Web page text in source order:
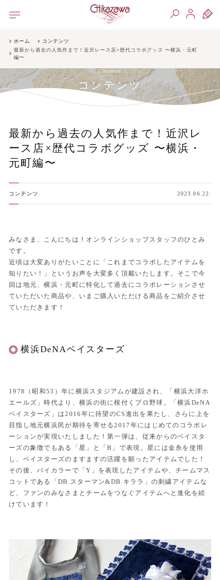
ホーム
コンテンツ
最新から過去の人気作まで！近沢レース店×歴代コラボグッズ 〜横浜・元町
編〜
Contents
コンテンツ
最新から過去の人気作まで！近沢レ
ース店×歴代コラボグッズ 〜横浜・
元町編〜
コンテンツ 2023.06.22.
みなさま、こんにちは！オンラインショップスタッフのひとみ
です。
近頃は大変ありがたいことに「これまでコラボしたアイテムを
知りたい！」というお声を大変多く頂戴いたします。そこで今
回は地元、横浜・元町に特化して過去にコラボレーションさせ
ていただいた商品や、いまご購入いただける商品をご紹介させ
ていただきます！
横浜DeNAベイスターズ
1978（昭和53）年に横浜スタジアムが建設され、「横浜大洋ホ
エールズ」時代より、横浜の街に根付くプロ野球。「横浜DeNA
ベイスターズ」は2016年に待望のCS進出を果たし、さらに上を
目指し地元横浜民が期待を寄せる2017年にはじめてのコラボレ
ーションが実現いたしました！第一弾は、従来からのベイスタ
ーズの象徴でもある「星」と「B」で表現。星には金糸を使用
し、ベイスターズのますますの活躍を願ったアイテムでした！
その後、バイカラーで「Y」を表現したアイテムや、チームマス
コットである「DB.スターマン&DB.キララ」の刺繍アイテムな
ど、ファンのみなさまとチームをつなぐアイテムへと進化を続
けています！